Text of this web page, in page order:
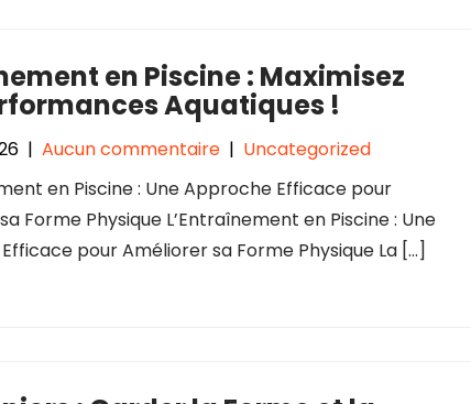
en Piscine : Maximisez
Aquatiques !
| Aucun commentaire | Uncategorized
en Piscine : Une Approche Efficace pour
Forme Physique L’Entraînement en Piscine : Une
pour Améliorer sa Forme Physique La […]